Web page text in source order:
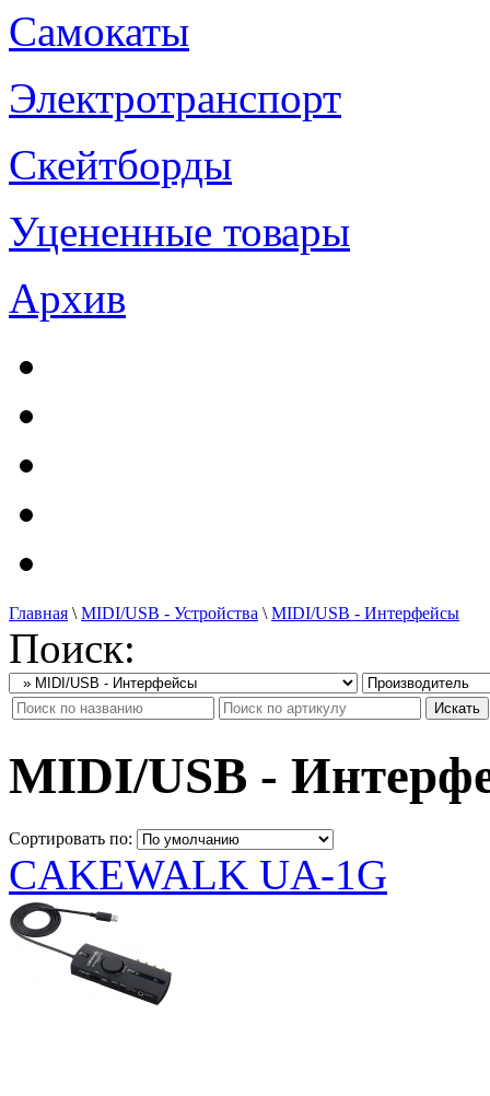
Самокаты
Электротранспорт
Скейтборды
Уцененные товары
Архив
Главная \ MIDI/USB - Устройства \ MIDI/USB - Интерфейсы
Поиск:
MIDI/USB -
Сортировать по:
CAKEWALK UA-1G